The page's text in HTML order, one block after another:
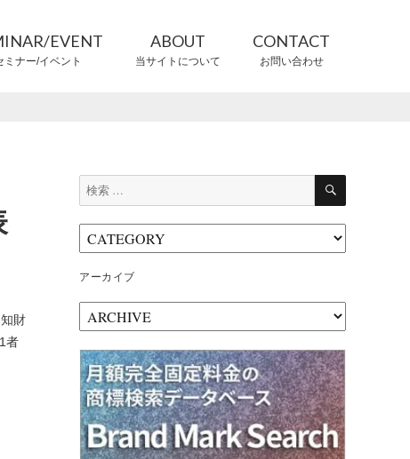
EVENT
ミナー/イベント
ABOUT
当サイトについて
CONTACT
お問い合わせ
財
者
検
索:
検
アーカイブ
ー
カ
イ
ブ